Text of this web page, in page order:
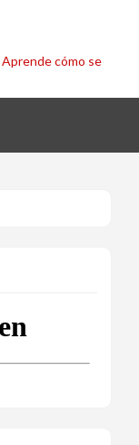
Aprende cómo se